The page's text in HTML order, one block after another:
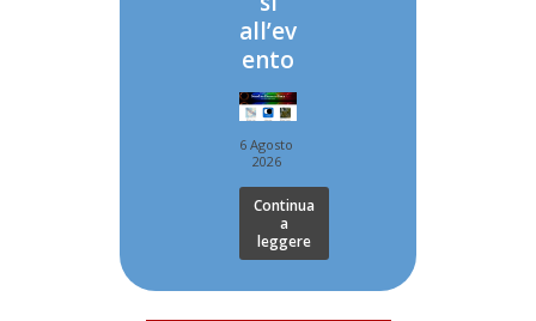
all’ev
ento
6 Agosto
2026
Continua
a
leggere